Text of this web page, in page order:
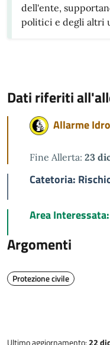
dell'ente,
politici e degli altri
Dati riferiti
Allarme
Fine Allerta: 23
Catetoria:
Area
Argomenti
Protezione civile